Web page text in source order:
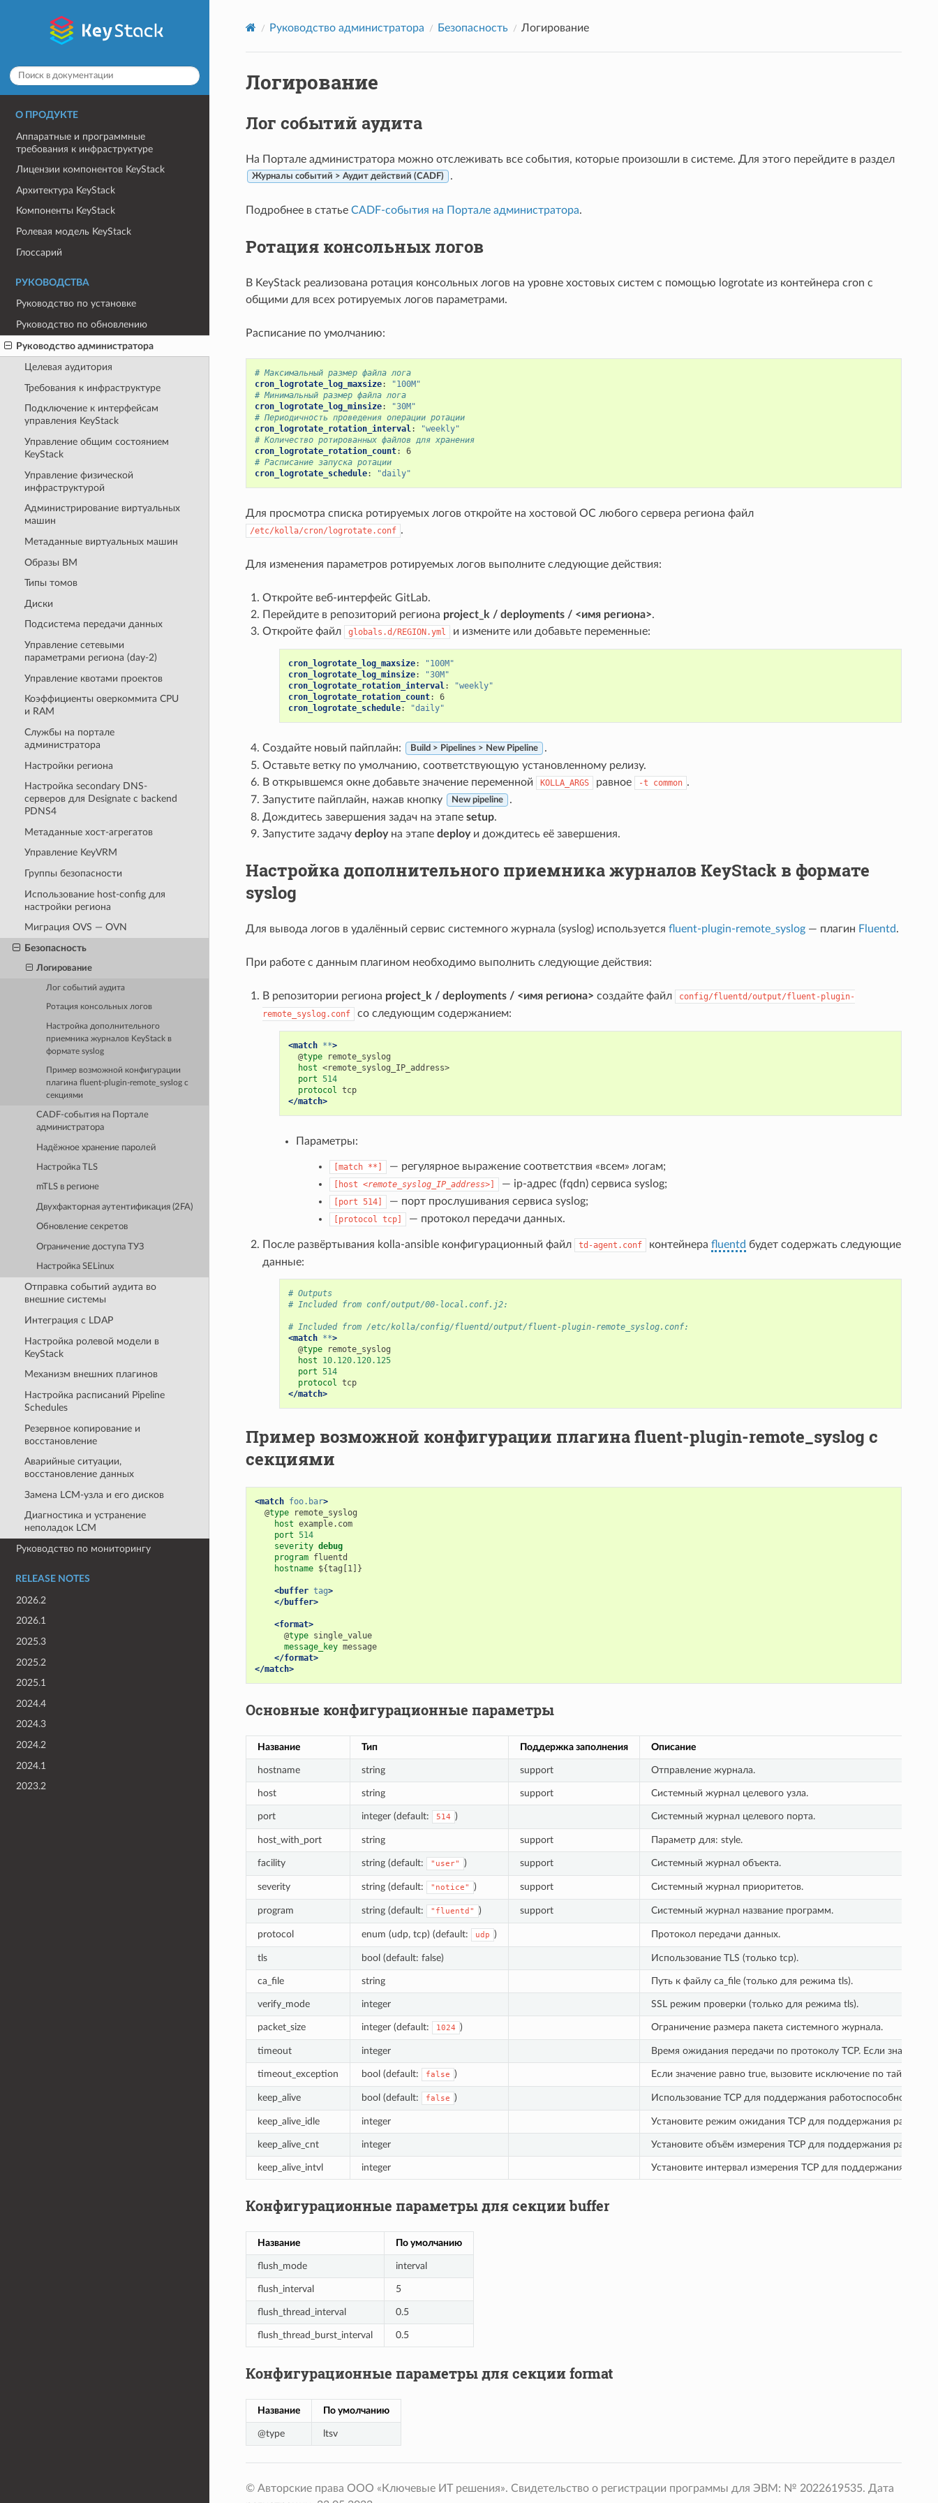
О ПРОДУКТЕ
Аппаратные и программные
требования к инфраструктуре
Лицензии компонентов KeyStack
Архитектура KeyStack
Компоненты KeyStack
Ролевая модель KeyStack
Глоссарий
РУКОВОДСТВА
Руководство по установке
Руководство по обновлению
Руководство администратора
Целевая аудитория
Требования к инфраструктуре
Подключение к интерфейсам
управления KeyStack
Управление общим состоянием
KeyStack
Управление физической
инфраструктурой
Администрирование виртуальных
машин
Метаданные виртуальных машин
Образы ВМ
Типы томов
Диски
Подсистема передачи данных
Управление сетевыми
параметрами региона (day-2)
Управление квотами проектов
Коэффициенты оверкоммита CPU
и RAM
Службы на портале
администратора
Настройки региона
Настройка secondary DNS-
серверов для Designate с backend
PDNS4
Метаданные хост-агрегатов
Управление KeyVRM
Группы безопасности
Использование host-config для
настройки региона
Миграция OVS — OVN
Безопасность
Логирование
Лог событий аудита
Ротация консольных логов
Настройка дополнительного
приемника журналов KeyStack в
формате syslog
Пример возможной конфигурации
плагина fluent-plugin-remote_syslog с
секциями
CADF-события на Портале
администратора
Надёжное хранение паролей
Настройка TLS
mTLS в регионе
Двухфакторная аутентификация (2FA)
Обновление секретов
Ограничение доступа ТУЗ
Настройка SELinux
Отправка событий аудита во
внешние системы
Интеграция с LDAP
Настройка ролевой модели в
KeyStack
Механизм внешних плагинов
Настройка расписаний Pipeline
Schedules
Резервное копирование и
восстановление
Аварийные ситуации,
восстановление данных
Замена LCM-узла и его дисков
Диагностика и устранение
неполадок LCM
Руководство по мониторингу
RELEASE NOTES
2026.2
2026.1
2025.3
2025.2
2025.1
2024.4
2024.3
2024.2
2024.1
2023.2
Руководство администратора Безопасность Логирование
Логирование
Лог событий аудита
На Портале администратора можно отслеживать все события, которые произошли в системе. Для этого перейдите в раздел
Журналы событий > Аудит действий (CADF) .
Подробнее в статье CADF-события на Портале администратора.
Ротация консольных логов
В KeyStack реализована ротация консольных логов на уровне хостовых систем с помощью logrotate из контейнера cron c
общими для всех ротируемых логов параметрами.
Расписание по умолчанию:
# Максимальный размер файла лога
cron_logrotate_log_maxsize:
"100M"
# Минимальный размер файла лога
cron_logrotate_log_minsize:
"30M"
# Периодичность проведения операции ротации
cron_logrotate_rotation_interval:
"weekly"
# Количество ротированных файлов для хранения
cron_logrotate_rotation_count:
6
# Расписание запуска ротации
cron_logrotate_schedule: "daily"
Для просмотра списка ротируемых логов откройте на хостовой ОС любого сервера региона файл
/etc/kolla/cron/logrotate.conf .
Для изменения параметров ротируемых логов выполните следующие действия:
Откройте веб-интерфейс GitLab.
Перейдите в репозиторий региона project_k / deployments / <имя региона>.
Откройте файл
globals.d/REGION.yml и измените или добавьте переменные:
cron_logrotate_log_maxsize:
"100M"
cron_logrotate_log_minsize:
"30M"
cron_logrotate_rotation_interval:
"weekly"
cron_logrotate_rotation_count:
6
cron_logrotate_schedule: "daily"
Создайте новый пайплайн: Build > Pipelines > New Pipeline
.
Оставьте ветку по умолчанию, соответствующую установленному релизу.
В открывшемся окне добавьте значение переменной
KOLLA_ARGS равное -t common .
Запустите пайплайн, нажав кнопку
New pipeline
.
Дождитесь завершения задач на этапе setup.
Запустите задачу deployна этапе deployи дождитесь её завершения.
Настройка дополнительного приемника журналов KeyStack в формате
syslog
Для вывода логов в удалённый сервис системного журнала (syslog) используется fluent-plugin-remote_syslog— плагин Fluentd.
При работе с данным плагином необходимо выполнить следующие действия:
В репозитории региона project_k / deployments / <имя региона> создайте файл
config/fluentd/output/fluent-plugin-
remote_syslog.conf
со следующим содержанием:
<match **>
@type
host
<remote_syslog_IP_address>
port 514
protocol
tcp
</match>
Параметры:
[match **] — регулярное выражение соответствия «всем» логам;
[host <remote_syslog_IP_address>] — ip-адрес (fqdn) сервиса syslog;
[port 514] — порт прослушивания сервиса syslog;
[protocol tcp] — протокол передачи данных.
После развёртывания kolla-ansible конфигурационный файл td-agent.conf контейнера fluentd будет содержать следующие
данные:
# Outputs
# Included from conf/output/00-local.conf.j2:
# Included from /etc/kolla/config/fluentd/output/fluent-plugin-remote_syslog.conf:
<match **>
@type
host
10.120.120.125
port 514
protocol
tcp
</match>
Пример возможной конфигурации плагина fluent-plugin-remote_syslog с
секциями
<match foo.bar>
@type
host
example.com
port 514
severity debug
program
hostname ${tag[1]}
<buffer tag>
</buffer>
<format>
@type
single_value
message_key
message
</format>
</match>
Основные конфигурационные параметры
Название Тип Поддержка заполнения Описание
hostname string support Отправление журнала.
host string support Системный журнал целевого узла.
port integer (default: 514 ) Системный журнал целевого порта.
host_with_port string support Параметр для: style.
facility string (default: "user" ) support Системный журнал объекта.
severity string (default: "notice" ) support Системный журнал приоритетов.
program string (default: "fluentd" ) support Системный журнал название программ.
protocol enum (udp, tcp) (default: udp ) Протокол передачи данных.
tls bool (default: false) Использование TLS (только tcp).
ca_file string Путь к файлу ca_file (только для режима tls).
verify_mode integer SSL режим проверки (только для режима tls).
packet_size integer (default: 1024 ) Ограничение размера пакета системного журнала.
timeout integer Время ожидания передачи по протоколу TCP. Если значение
timeout_exception bool (default: false ) Если значение равно true, вызовите исключение по тайм-ауту
keep_alive bool (default: false ) Использование TCP для поддержания работоспособности.
keep_alive_idle integer Установите режим ожидания TCP для поддержания
keep_alive_cnt integer Установите объём измерения TCP для поддержания
keep_alive_intvl integer Установите интервал измерения TCP для поддержания
Конфигурационные параметры для секции buffer
Название По умолчанию
flush_mode interval
flush_interval 5
flush_thread_interval 0.5
flush_thread_burst_interval 0.5
Конфигурационные параметры для секции format
Название По умолчанию
@type ltsv
© Авторские права ООО «Ключевые ИТ решения». Свидетельство о регистрации программы для ЭВМ: № 2022619535. Дата